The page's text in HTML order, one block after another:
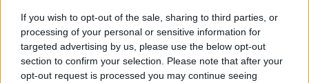
If you wish to opt-out of the sale, sharing to third parties, or
processing of your personal or sensitive information for
targeted advertising by us, please use the below opt-out
section to confirm your selection. Please note that after your
opt-out request is processed you may continue seeing
έγραψε η ΠΑΕ, δείτε βίντεο
Διακοπές στη Δυτική Πελοπόννησο: Ιστορία, θάλασσα
και καταρράκτες
πριν 25 λεπτά